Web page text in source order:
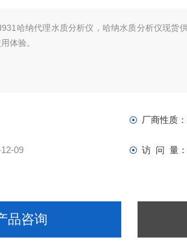
哈纳代理水质分析仪，哈纳水质分析仪现货
体验。
厂商性质：
09 访 问 量：
品咨询